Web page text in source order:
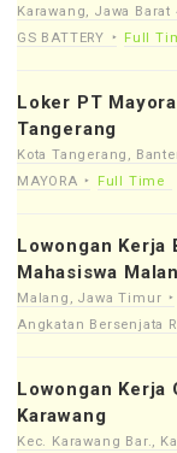
Karawang, Jawa Barat
GS BATTERY
Full
Loker PT
Tangerang
Kota Tangerang,
MAYORA
Full Time
Lowongan Kerja
Mahasiswa
Malang, Jawa Timur
Angkatan Bersenjata
Lowongan Kerja
Karawang
Kec. Karawang Bar.,